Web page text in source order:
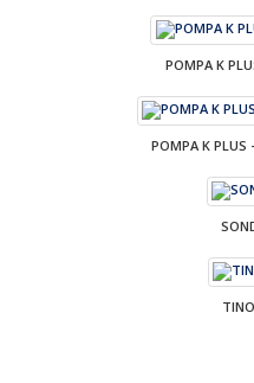
POMPA K
POMPA K PLUS